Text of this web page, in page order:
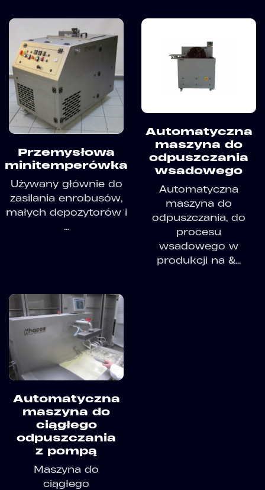
Przemysłowa
minitemperówka
Używany głównie do
zasilania enrobusów,
małych depozytorów i
...
Automatyczna
maszyna do
odpuszczania
wsadowego
Automatyczna
maszyna do
odpuszczania, do
procesu
wsadowego w
produkcji na &...
Automatyczna
maszyna do
ciągłego
odpuszczania
z pompą
Maszyna do
ciągłego